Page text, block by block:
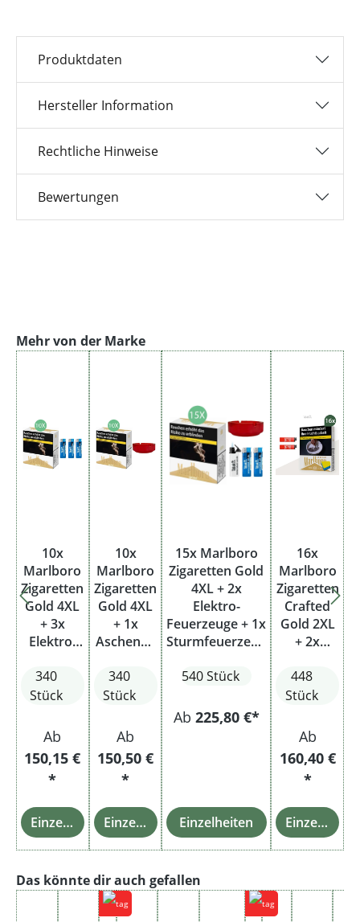
Produktdaten
Hersteller Information
Rechtliche Hinweise
Bewertungen
Produktgalerie überspringen
Mehr von der Marke
10x
Marlboro
Zigaretten
Gold 4XL
+ 3x
Elektro-
ge
340
Stück
Ab
150,15 €
*
Einzelheiten
10x
Marlboro
Zigaretten
Gold 4XL
+ 1x
Aschenbe
340
Stück
Ab
150,50 €
*
Einzelheiten
15x Marlboro
Zigaretten Gold
4XL + 2x
Elektro-
Feuerzeuge + 1x
Sturmfeuerzeug
Aschenbecher
540 Stück
Ab 225,80 €*
Einzelheiten
16x
Marlboro
Zigaretten
Crafted
Gold 2XL
+ 2x
ge
448
Stück
Ab
160,40 €
*
Einzelheiten
Produktgalerie überspringen
Das könnte dir auch gefallen